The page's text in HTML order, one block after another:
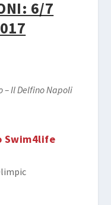
6/7
– Il Delfino Napoli
Swim4life